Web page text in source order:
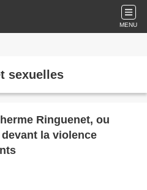
MENU
sexuelles
Ringuenet, ou
la violence